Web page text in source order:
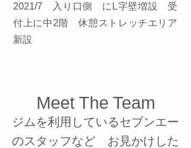
2021/7 入り口側 にL字壁増設 受
付上に中2階 休憩ストレッチエリア
新設
Meet The Team
ジムを利用しているセブンエー
のスタッフなど お見かけした